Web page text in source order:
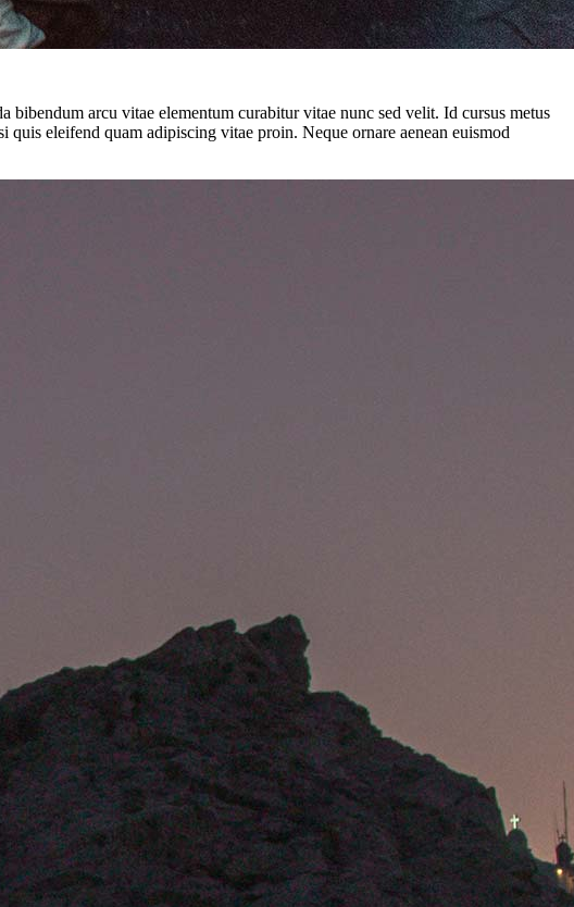
bibendum arcu vitae elementum curabitur vitae nunc sed velit. Id cursus metus
eleifend quam adipiscing vitae proin. Neque ornare aenean euismod